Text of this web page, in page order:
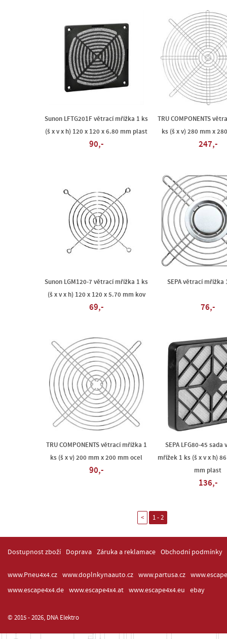
Sunon LFTG201F větrací mřížka 1 ks
(š x v x h) 120 x 120 x 6.80 mm plast
90,-
TRU COMPONENTS
ks (š x v) 280 mm x
247,-
Sunon LGM120-7 větrací mřížka 1 ks
(š x v x h) 120 x 120 x 5.70 mm kov
69,-
SEPA větrací mřížka
76,-
TRU COMPONENTS větrací mřížka 1
ks (š x v) 200 mm x 200 mm ocel
90,-
SEPA LFG80-45 sada
mřížek 1 ks (š x v x h)
mm plast
136,-
< 1 - 2
Dostupnost zboží Doprava Záruka a reklamace Obchodní podmínky
www.Pneu4x4.cz www.doplnkynaauto.cz www.partusa.cz
www.escape4x4.de
www.escape4x4.at www.escape4x4.eu ebay
© 2015 - 2026, DNA Elektro